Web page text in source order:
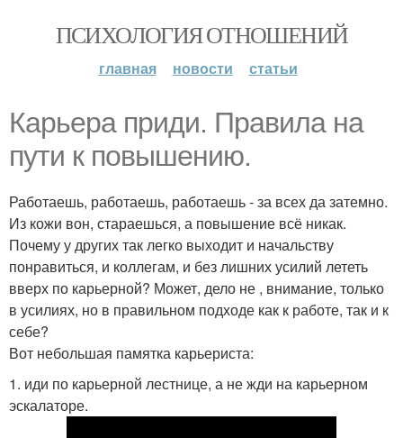
ПСИХОЛОГИЯ ОТНОШЕНИЙ
главная новости статьи
Карьера приди. Правила на
пути к повышению.
Работаешь, работаешь, работаешь - за всех да затемно.
Из кожи вон, стараешься, а повышение всё никак.
Почему у других так легко выходит и начальству
понравиться, и коллегам, и без лишних усилий лететь
вверх по карьерной? Может, дело не , внимание, только
в усилиях, но в правильном подходе как к работе, так и к
себе?
Вот небольшая памятка карьериста:
1. иди по карьерной лестнице, а не жди на карьерном
эскалаторе.